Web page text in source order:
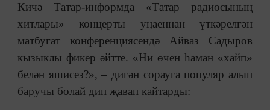
Кичә Татар-информда «Татар радиосының
хитлары» концерты уңаеннан үткәрелгән
матбугат конференциясендә Айваз Садыров
кызыклы фикер әйтте. «Ни өчен һаман «хайп»
белән яшисез?», – дигән сорауга популяр алып
баручы болай дип җавап кайтарды: